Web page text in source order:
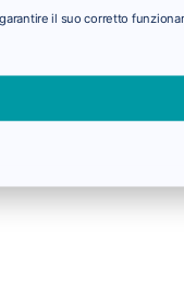
il suo corretto